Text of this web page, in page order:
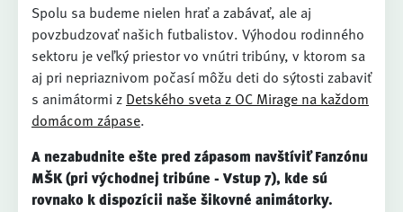
Spolu sa budeme nielen hrať a zabávať, ale aj
povzbudzovať našich futbalistov. Výhodou rodinného
sektoru je veľký priestor vo vnútri tribúny, v ktorom sa
aj pri nepriaznivom počasí môžu deti do sýtosti zabaviť
s animátormi z Detského sveta z OC Mirage na každom
domácom zápase.
A nezabudnite ešte pred zápasom navštíviť Fanzónu
MŠK (pri východnej tribúne - Vstup 7), kde sú
rovnako k dispozícii naše šikovné animátorky.